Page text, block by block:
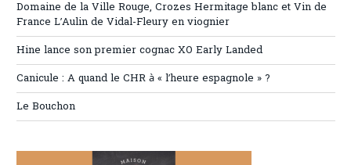
Domaine de la Ville Rouge, Crozes Hermitage blanc et Vin de
France L’Aulin de Vidal-Fleury en viognier
Hine lance son premier cognac XO Early Landed
Canicule : A quand le CHR à « l’heure espagnole » ?
Le Bouchon